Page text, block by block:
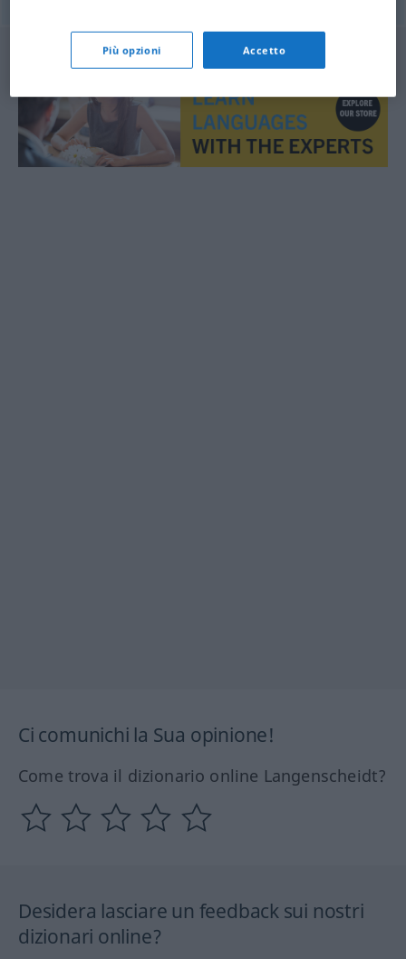
Ci comunichi la Sua opinione!
Come trova il dizionario online Langenscheidt?
Desidera lasciare un feedback sui nostri
dizionari online?
Più opzioni Accetto